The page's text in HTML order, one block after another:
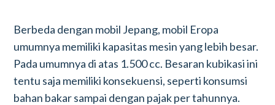
Berbeda dengan mobil Jepang, mobil Eropa
umumnya memiliki kapasitas mesin yang lebih besar.
Pada umumnya di atas 1.500 cc. Besaran kubikasi ini
tentu saja memiliki konsekuensi, seperti konsumsi
bahan bakar sampai dengan pajak per tahunnya.